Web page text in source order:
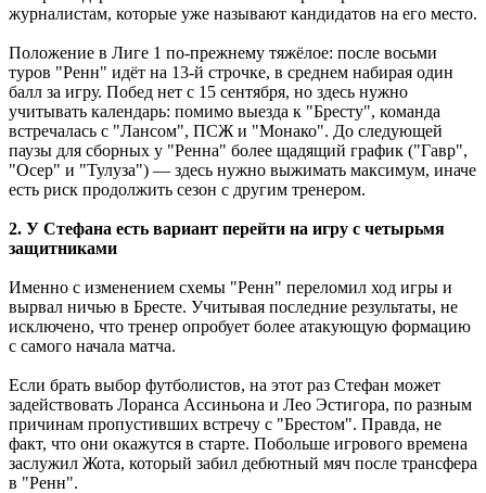
журналистам, которые уже называют кандидатов на его место.
Положение в Лиге 1 по-прежнему тяжёлое: после восьми
туров "Ренн" идёт на 13-й строчке, в среднем набирая один
балл за игру. Побед нет с 15 сентября, но здесь нужно
учитывать календарь: помимо выезда к "Бресту", команда
встречалась с "Лансом", ПСЖ и "Монако". До следующей
паузы для сборных у "Ренна" более щадящий график ("Гавр",
"Осер" и "Тулуза") — здесь нужно выжимать максимум, иначе
есть риск продолжить сезон с другим тренером.
2. У Стефана есть вариант перейти на игру с четырьмя
защитниками
Именно с изменением схемы "Ренн" переломил ход игры и
вырвал ничью в Бресте. Учитывая последние результаты, не
исключено, что тренер опробует более атакующую формацию
с самого начала матча.
Если брать выбор футболистов, на этот раз Стефан может
задействовать Лоранса Ассиньона и Лео Эстигора, по разным
причинам пропустивших встречу с "Брестом". Правда, не
факт, что они окажутся в старте. Побольше игрового времена
заслужил Жота, который забил дебютный мяч после трансфера
в "Ренн".